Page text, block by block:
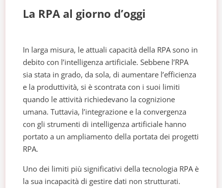
La RPA al giorno d’oggi
In larga misura, le attuali capacità della RPA sono in
debito con l’intelligenza artificiale. Sebbene l’RPA
sia stata in grado, da sola, di aumentare l’efficienza
e la produttività, si è scontrata con i suoi limiti
quando le attività richiedevano la cognizione
umana. Tuttavia, l’integrazione e la convergenza
con gli strumenti di intelligenza artificiale hanno
portato a un ampliamento della portata dei progetti
RPA.
Uno dei limiti più significativi della tecnologia RPA è
la sua incapacità di gestire dati non strutturati.